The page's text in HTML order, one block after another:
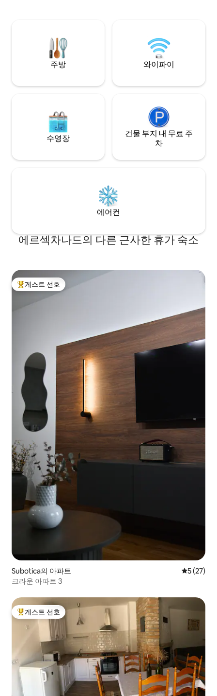
2개, 화장실, 침실 3개가 있습니다.
주방 와이파이
수영장
건물 부지 내 무료 주
차
에어컨
에르섹차나드의 다른 근사한 휴가 숙소
상위 게스트 선호
게스트 선호
Subotica의 아파트 평점 5점
5 (27)
크라운 아파트 3
상위 게스트 선호
게스트 선호